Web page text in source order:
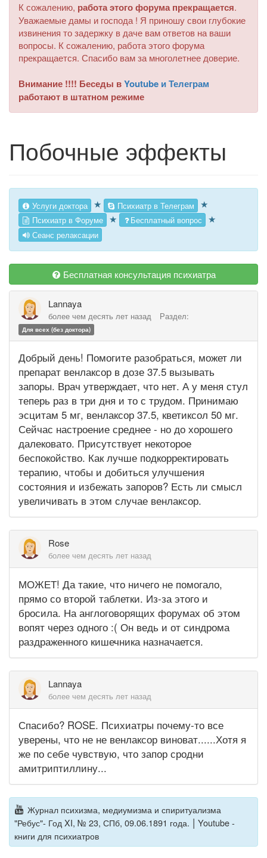
К сожалению, работа этого форума прекращается.
Уважаемые дамы и господа ! Я приношу свои глубокие
извинения то задержку в даче вам ответов на ваши
вопросы. К сожалению, работа этого форума
прекращается. Спасибо вам за многолетнее доверие.
Внимание !!!! Беседы вYoutube и Телеграм
работают в штатном режиме
Побочные эффекты
Услуги доктора ★ Психиатр в Телеграм ★
Психиатр в Форуме ★ Бесплатный вопрос ★
Сеанс релаксации
Бесплатная консультация психиатра
Lannaya
более чем десять лет назад Раздел:
Для всех (без доктора)
Добрый день! Помогите разобраться, может ли
препарат венлаксор в дозе 37.5 вызывать
запоры. Врач утверждает, что нет. А у меня стул
теперь раз в три дня и то с трудом. Принимаю
эсцитам 5 мг, венлаксор 37.5, кветиксол 50 мг.
Сейчас настроение среднее - но до хорошего
далековато. Присутствует некоторое
беспокойство. Как лучше подкорректировать
терапию, чтобы и добиться улучшения
состояния и избежать запоров? Есть ли смысл
увеличивать в этом случае венлаксор.
Rose
более чем десять лет назад
МОЖЕТ! Да такие, что ничего не помогало,
прямо со второй таблетки. Из-за этого и
бросила. На англоговорящих форумах об этом
вопят через одного :( Он ведь и от синдрома
раздраженного кишечника назначается.
Lannaya
более чем десять лет назад
Спасибо? ROSE. Психиатры почему-то все
уверены, что не не венлаксор виноват......Хотя я
же по себе чувствую, что запор сродни
амитриптиллину...
Журнал психизма, медиумизма и спиритуализма
"Ребус"- Год XI, № 23, СПб, 09.06.1891 года. | Youtube -
книги для психиатров